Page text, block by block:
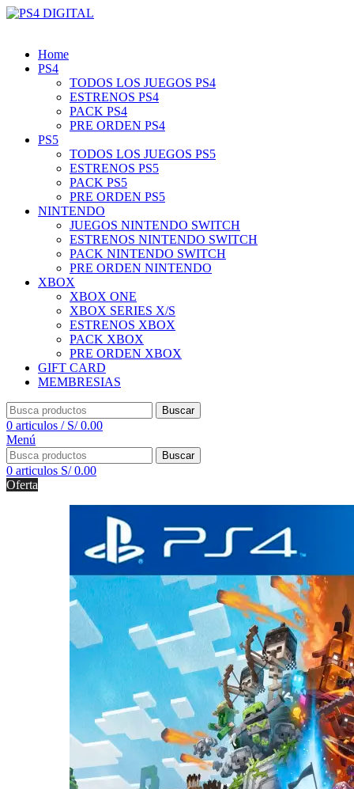
Home
PS4
TODOS LOS JUEGOS PS4
ESTRENOS PS4
PACK PS4
PRE ORDEN PS4
PS5
TODOS LOS JUEGOS PS5
ESTRENOS PS5
PACK PS5
PRE ORDEN PS5
NINTENDO
JUEGOS NINTENDO SWITCH
ESTRENOS NINTENDO SWITCH
PACK NINTENDO SWITCH
PRE ORDEN NINTENDO
XBOX
XBOX ONE
XBOX SERIES X/S
ESTRENOS XBOX
PACK XBOX
PRE ORDEN XBOX
GIFT CARD
MEMBRESIAS
Buscar
0 articulos / S/0.00
Menú
Buscar
0 articulos S/0.00
Oferta